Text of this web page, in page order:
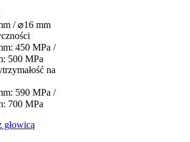
/ ⌀16 mm
450 MPa /
500 MPa
na
590 MPa /
700 MPa
głowicą